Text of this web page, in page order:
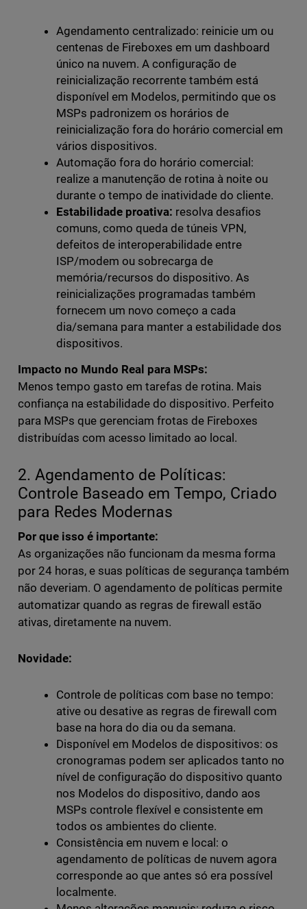
Agendamento centralizado: reinicie um ou
centenas de Fireboxes em um dashboard
único na nuvem. A configuração de
reinicialização recorrente também está
disponível em Modelos, permitindo que os
MSPs padronizem os horários de
reinicialização fora do horário comercial em
vários dispositivos.
Automação fora do horário comercial:
realize a manutenção de rotina à noite ou
durante o tempo de inatividade do cliente.
Estabilidade proativa: resolva desafios
comuns, como queda de túneis VPN,
defeitos de interoperabilidade entre
ISP/modem ou sobrecarga de
memória/recursos do dispositivo. As
reinicializações programadas também
fornecem um novo começo a cada
dia/semana para manter a estabilidade dos
dispositivos.
Impacto no Mundo Real para MSPs:
Menos tempo gasto em tarefas de rotina. Mais
confiança na estabilidade do dispositivo. Perfeito
para MSPs que gerenciam frotas de Fireboxes
distribuídas com acesso limitado ao local.
2. Agendamento de Políticas:
Controle Baseado em Tempo, Criado
para Redes Modernas
Por que isso é importante:
As organizações não funcionam da mesma forma
por 24 horas, e suas políticas de segurança também
não deveriam. O agendamento de políticas permite
automatizar quando as regras de firewall estão
ativas, diretamente na nuvem.
Novidade:
Controle de políticas com base no tempo:
ative ou desative as regras de firewall com
base na hora do dia ou da semana.
Disponível em Modelos de dispositivos: os
cronogramas podem ser aplicados tanto no
nível de configuração do dispositivo quanto
nos Modelos do dispositivo, dando aos
MSPs controle flexível e consistente em
todos os ambientes do cliente.
Consistência em nuvem e local: o
agendamento de políticas de nuvem agora
corresponde ao que antes só era possível
localmente.